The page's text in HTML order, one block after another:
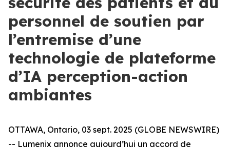
personnel de soutien par
l’entremise d’une
technologie de plateforme
d’IA perception-action
ambiantes
OTTAWA, Ontario, 03 sept. 2025 (GLOBE NEWSWIRE)
-- Lumenix annonce aujourd’hui un accord de